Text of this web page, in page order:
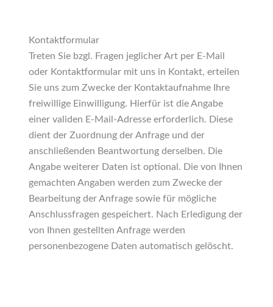
Kontaktformular
Treten Sie bzgl. Fragen jeglicher Art per E-Mail
oder Kontaktformular mit uns in Kontakt, erteilen
Sie uns zum Zwecke der Kontaktaufnahme Ihre
freiwillige Einwilligung. Hierfür ist die Angabe
einer validen E-Mail-Adresse erforderlich. Diese
dient der Zuordnung der Anfrage und der
anschließenden Beantwortung derselben. Die
Angabe weiterer Daten ist optional. Die von Ihnen
gemachten Angaben werden zum Zwecke der
Bearbeitung der Anfrage sowie für mögliche
Anschlussfragen gespeichert. Nach Erledigung der
von Ihnen gestellten Anfrage werden
personenbezogene Daten automatisch gelöscht.